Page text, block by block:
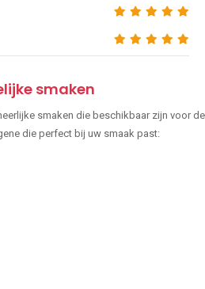
smaken
smaken die beschikbaar zijn voor de
die perfect bij uw smaak past: